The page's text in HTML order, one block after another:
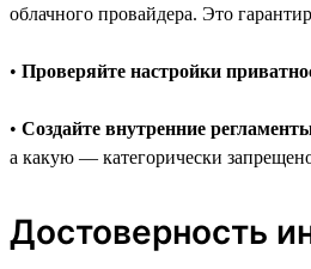
облачного провайдера. Это
• Проверяйте настройки
• Создайте внутренние
а какую — категорически
Достоверность